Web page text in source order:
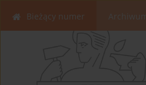
Bieżący numer